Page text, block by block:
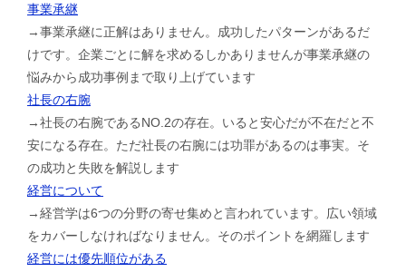
事業承継
→事業承継に正解はありません。成功したパターンがあるだ
けです。企業ごとに解を求めるしかありませんが事業承継の
悩みから成功事例まで取り上げています
社長の右腕
→社長の右腕であるNO.2の存在。いると安心だが不在だと不
安になる存在。ただ社長の右腕には功罪があるのは事実。そ
の成功と失敗を解説します
経営について
→経営学は6つの分野の寄せ集めと言われています。広い領域
をカバーしなければなりません。そのポイントを網羅します
経営には優先順位がある